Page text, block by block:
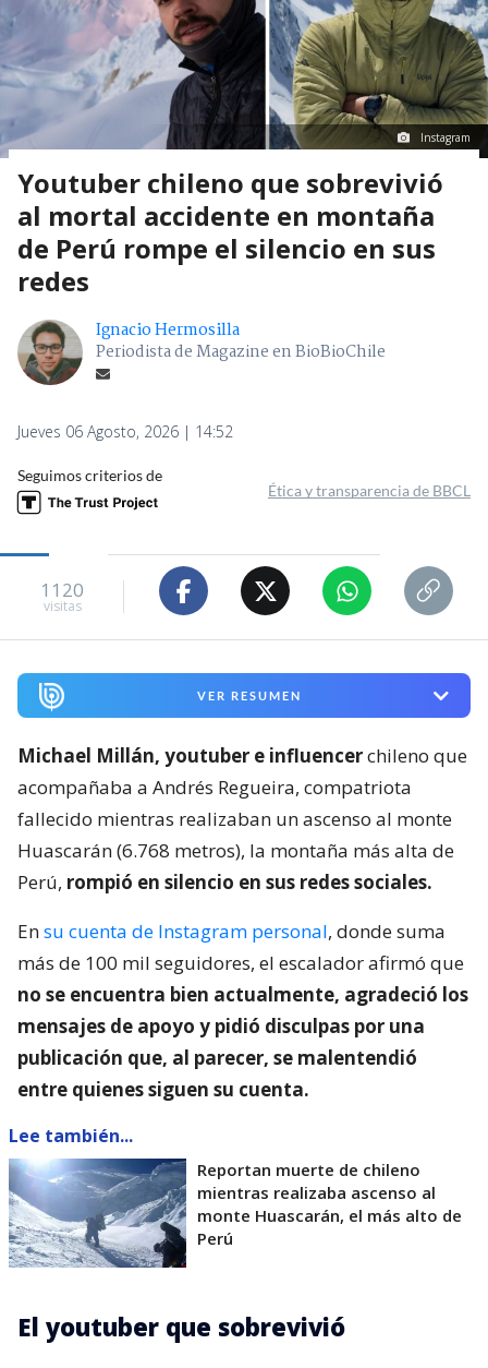
Instagram
Youtuber chileno que sobrevivió
al mortal accidente en montaña
de Perú rompe el silencio en sus
redes
Ignacio Hermosilla
Periodista de Magazine en BioBioChile
Jueves 06 Agosto, 2026 | 14:52
Seguimos criterios de
Ética y transparencia de BBCL
1120
visitas
VER RESUMEN
Michael Millán, youtuber e influencerchileno que
acompañaba a Andrés Regueira, compatriota
fallecido mientras realizaban un ascenso al monte
Huascarán (6.768 metros), la montaña más alta de
Perú, rompió en silencio en sus redes sociales.
Ensu cuenta de Instagram personal, donde suma
más de 100 mil seguidores, el escalador afirmó que
no se encuentra bien actualmente, agradeció los
mensajes de apoyo y pidió disculpas por una
publicación que, al parecer, se malentendió
entre quienes siguen su cuenta.
Lee también...
Reportan muerte de chileno
mientras realizaba ascenso al
monte Huascarán, el más alto de
Perú
El youtuber que sobrevivió